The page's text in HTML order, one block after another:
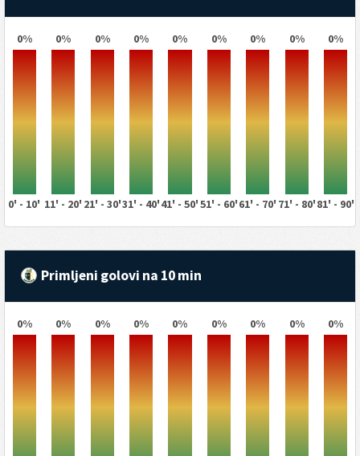
0% 0% 0% 0% 0% 0% 0% 0% 0%
0' - 10' 11' - 20' 21' - 30'31' - 40'41' - 50'51' - 60'61' - 70' 71' - 80'81' - 90'
Primljeni golovi na 10 min
0% 0% 0% 0% 0% 0% 0% 0% 0%